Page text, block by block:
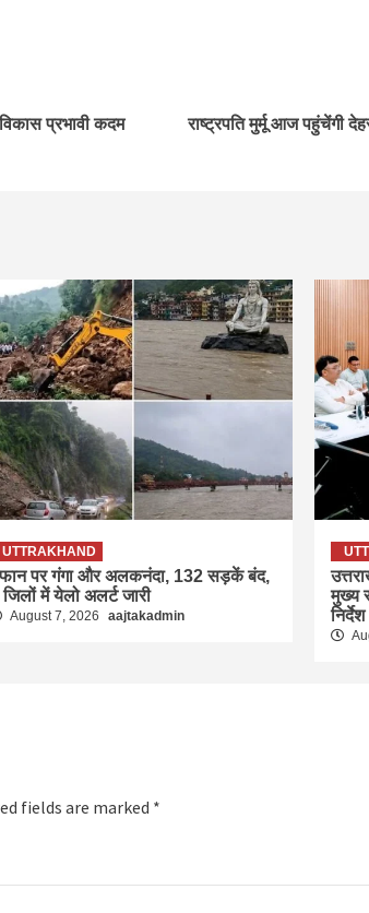
प्रभावी कदम
राष्ट्रपति मुर्मू आज पहुंचेंगी
UTTRAKHAND
पर गंगा और अलकनंदा, 132 सड़कें बंद,
में येलो अलर्ट जारी
August 7, 2026 aajtakadmin
मुख्य
निर्देश
fields are marked *